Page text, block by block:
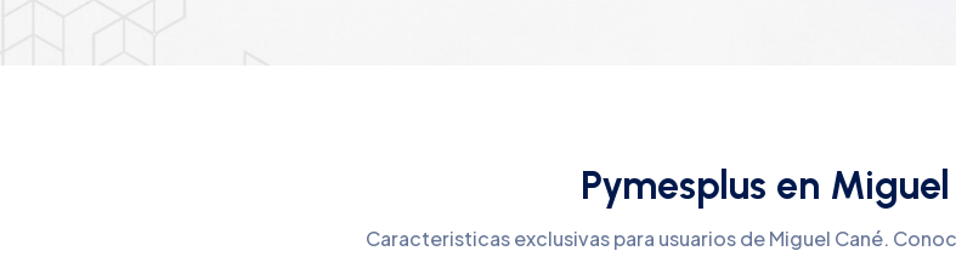
Pymesplus en
Caracteristicas exclusivas para usuarios de Miguel Cané.